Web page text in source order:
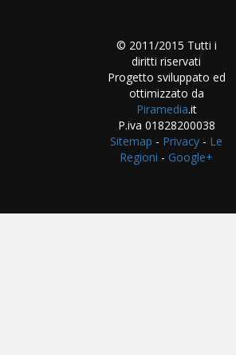
© 2011/2015 Tutti i
diritti riservati
Progetto sviluppato ed
ottimizzato da
Piramedia.it
P.iva 01828200038
Sitemap - Privacy - Le
Regioni - Google+